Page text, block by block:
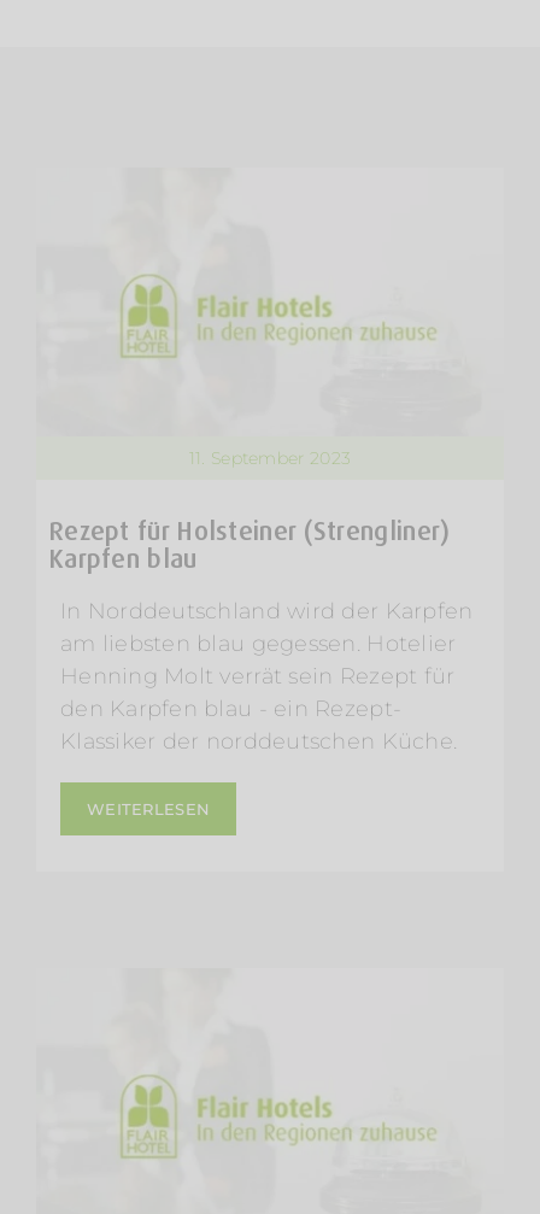
11. September 2023
Rezept für Holsteiner (Strengliner)
Karpfen blau
In Norddeutschland wird der Karpfen
am liebsten blau gegessen. Hotelier
Henning Molt verrät sein Rezept für
den Karpfen blau - ein Rezept-
Klassiker der norddeutschen Küche.
WEITERLESEN